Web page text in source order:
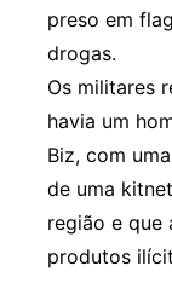
preso em
drogas.
Os militares
havia um
Biz, com
de uma
região e que
produtos